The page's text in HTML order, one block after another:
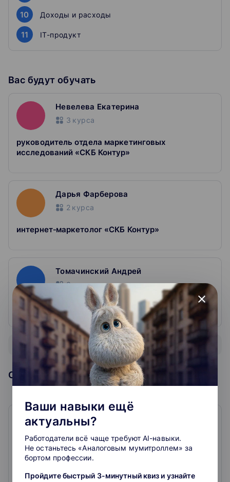
10 Доходы и расходы
11 IT-продукт
Вас будут обучать
Невелева Екатерина
3 курса
руководитель отдела маркетинговых
исследований «СКБ Контур»
Дарья Фарберова
2 курса
интернет‑маркетолог «СКБ Контур»
Томачинский Андрей
3курса
менеджер проектов «СКБ Контур»
Показать всех преподавателей
Образовательная организация
КонтурШкола
4.4 64отзыва
онлайн-образования, предоставляющий
close
Ваши навыки ещё
актуальны?
Работодатели всё чаще требуют AI-навыки.
Не останьтесь «Аналоговым мумитроллем» за
бортом профессии.
Пройдите быстрый 3-минутный квиз и узнайте